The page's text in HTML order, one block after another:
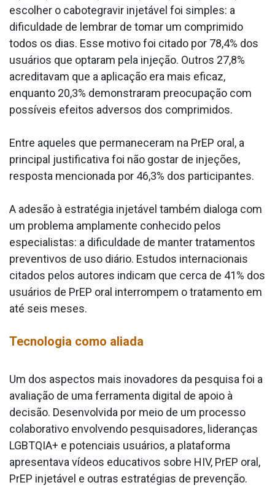
escolher o cabotegravir injetável foi simples: a
dificuldade de lembrar de tomar um comprimido
todos os dias. Esse motivo foi citado por 78,4% dos
usuários que optaram pela injeção. Outros 27,8%
acreditavam que a aplicação era mais eficaz,
enquanto 20,3% demonstraram preocupação com
possíveis efeitos adversos dos comprimidos.
Entre aqueles que permaneceram na PrEP oral, a
principal justificativa foi não gostar de injeções,
resposta mencionada por 46,3% dos participantes.
A adesão à estratégia injetável também dialoga com
um problema amplamente conhecido pelos
especialistas: a dificuldade de manter tratamentos
preventivos de uso diário. Estudos internacionais
citados pelos autores indicam que cerca de 41% dos
usuários de PrEP oral interrompem o tratamento em
até seis meses.
Tecnologia como aliada
Um dos aspectos mais inovadores da pesquisa foi a
avaliação de uma ferramenta digital de apoio à
decisão. Desenvolvida por meio de um processo
colaborativo envolvendo pesquisadores, lideranças
LGBTQIA+ e potenciais usuários, a plataforma
apresentava vídeos educativos sobre HIV, PrEP oral,
PrEP injetável e outras estratégias de prevenção.